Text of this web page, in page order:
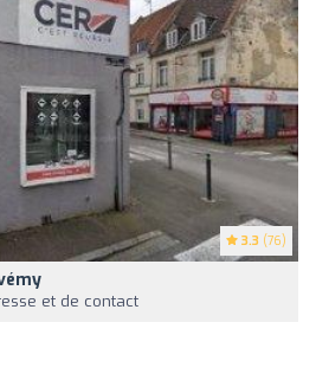
3.3 (76)
et de contact